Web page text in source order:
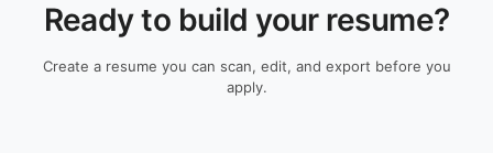
Ready to build your resume?
Create a resume you can scan, edit, and export before you
apply.